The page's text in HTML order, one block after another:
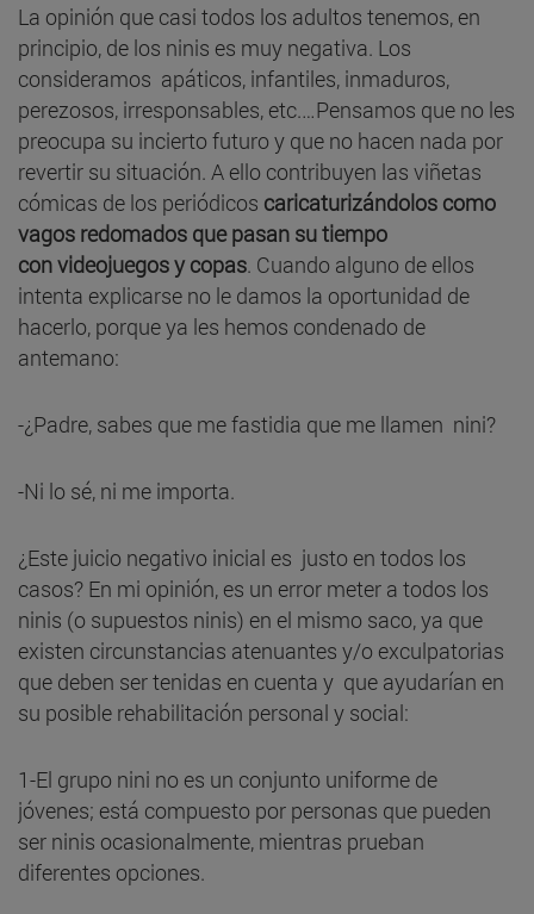
La opinión que casi todos los adultos tenemos, en
principio, de los ninis es muy negativa. Los
consideramos apáticos, infantiles, inmaduros,
perezosos, irresponsables, etc.…Pensamos que no les
preocupa su incierto futuro y que no hacen nada por
revertir su situación. A ello contribuyen las viñetas
cómicas de los periódicos caricaturizándolos como
vagos redomados que pasan su tiempo
con videojuegos y copas. Cuando alguno de ellos
intenta explicarse no le damos la oportunidad de
hacerlo, porque ya les hemos condenado de
antemano:
-¿Padre, sabes que me fastidia que me llamen nini?
-Ni lo sé, ni me importa.
¿Este juicio negativo inicial es justo en todos los
casos? En mi opinión, es un error meter a todos los
ninis (o supuestos ninis) en el mismo saco, ya que
existen circunstancias atenuantes y/o exculpatorias
que deben ser tenidas en cuenta y que ayudarían en
su posible rehabilitación personal y social:
1-El grupo nini no es un conjunto uniforme de
jóvenes; está compuesto por personas que pueden
ser ninis ocasionalmente, mientras prueban
diferentes opciones.